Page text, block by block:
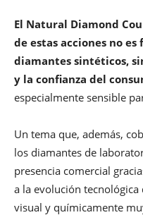
El Natural Diamond
de estas acciones no
diamantes sintéticos,
y la confianza del
especialmente sensible
Un tema que, además,
los diamantes de
presencia comercial
a la evolución
visual y químicamente